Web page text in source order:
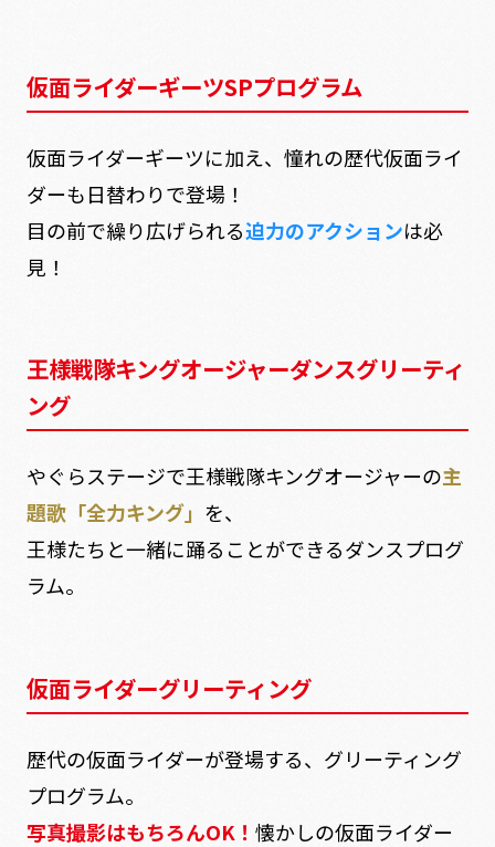
仮面ライダーギーツSPプログラム
仮面ライダーギーツに加え、憧れの歴代仮面ライ
ダーも日替わりで登場！
目の前で繰り広げられる迫力のアクションは必
見！
王様戦隊キングオージャーダンスグリーティ
ング
やぐらステージで王様戦隊キングオージャーの主
題歌「全力キング」 を、
王様たちと一緒に踊ることができるダンスプログ
ラム。
仮面ライダーグリーティング
歴代の仮面ライダーが登場する、グリーティング
プログラム。
写真撮影はもちろんOK！ 懐かしの仮面ライダー